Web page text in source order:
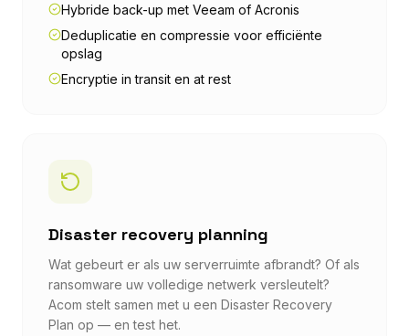
Hybride back-up met Veeam of Acronis
Deduplicatie en compressie voor efficiënte
opslag
Encryptie in transit en at rest
Disaster recovery planning
Wat gebeurt er als uw serverruimte afbrandt? Of als
ransomware uw volledige netwerk versleutelt?
Acom stelt samen met u een Disaster Recovery
Plan op — en test het.